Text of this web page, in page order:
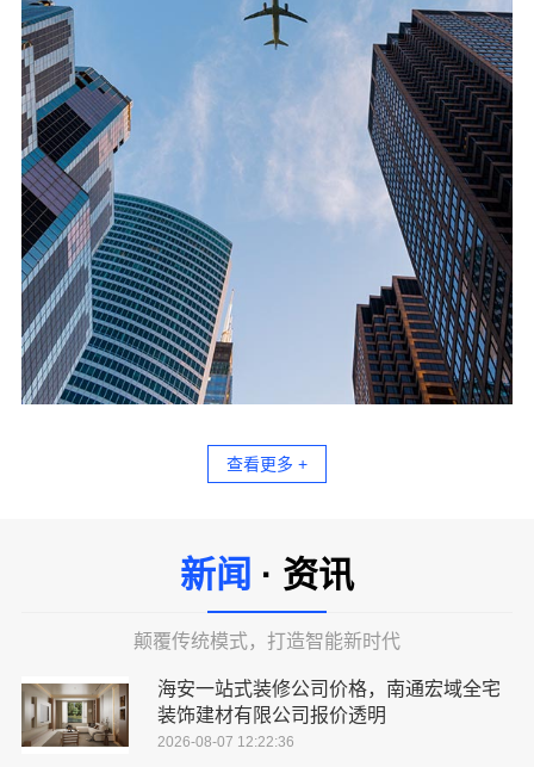
查看更多 +
新闻 · 资讯
颠覆传统模式，打造智能新时代
海安一站式装修公司价格，南通宏域全宅
装饰建材有限公司报价透明
2026-08-07 12:22:36